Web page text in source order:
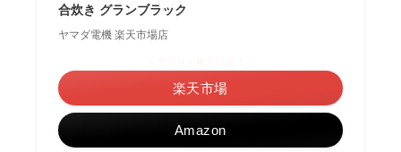
合炊き グランブラック
ヤマダ電機 楽天市場店
Amazon
楽天市場